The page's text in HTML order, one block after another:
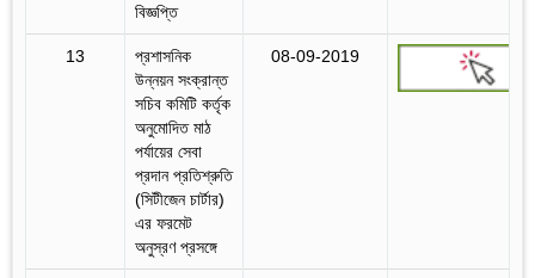
বিজ্ঞপ্তি
13
প্রশাসনিক
উন্নয়ন সংক্রান্ত
সচিব কমিটি কর্তৃক
অনুমোদিত মাঠ
পর্যায়ের সেবা
প্রদান প্রতিশ্রুতি
(সিটীজেন চার্টার)
এর ফরমেট
অনুস্রণ প্রসঙ্গে
08-09-2019